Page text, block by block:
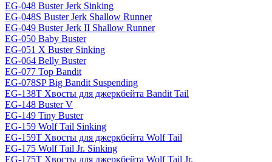
EG-048 Buster Jerk Sinking
EG-048S Buster Jerk Shallow Runner
EG-049 Buster Jerk II Shallow Runner
EG-050 Baby Buster
EG-051 X Buster Sinking
EG-064 Belly Buster
EG-077 Top Bandit
EG-078SP Big Bandit Suspending
EG-138T Хвосты для джеркбейта Bandit Tail
EG-148 Buster V
EG-149 Tiny Buster
EG-159 Wolf Tail Sinking
EG-159T Хвосты для джеркбейта Wolf Tail
EG-175 Wolf Tail Jr. Sinking
EG-175T Хвосты для джеркбейта Wolf Tail Jr.